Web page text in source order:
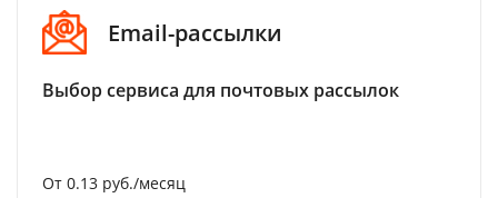
Email-рассылки
Выбор сервиса для почтовых рассылок
От 0.13 руб./месяц